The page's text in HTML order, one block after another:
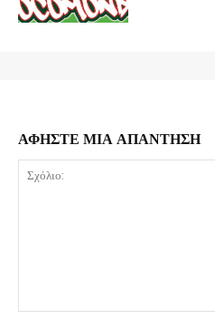
ΑΦΗΣΤΕ ΜΙΑ ΑΠΑΝΤΗΣΗ